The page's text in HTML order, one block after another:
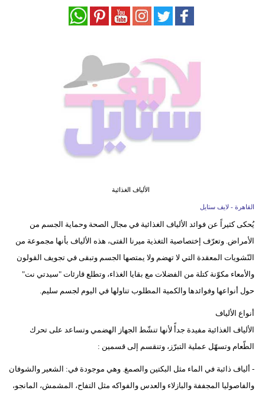
الألياف الغذائية
القاهرة - لايف ستايل
يُحكى كثيراً عن فوائد الألياف الغذائية في مجال الصحة وحماية الجسم من
الأمراض. وتعرّف إختصاصية التغذية ميرنا الفتى، هذه الألياف بأنها مجموعة من
النّشويات المعقدة التي لا تهضم ولا يمتصها الجسم وتبقى في تجويف القولون
والأمعاء مكوّنة كتلة من الفضلات مع بقايا الغذاء، وتطلع قارئات "سيدتي نت"
حول أنواعها وفوائدها والكمية المطلوب تناولها في اليوم لجسم سليم.
أنواع الألياف
الألياف الغذائية مفيدة جدأً لأنها تنشّط الجهاز الهضمي وتساعد على تحرك
الطّعام وتسهّل عملية التبرّز، وتنقسم إلى قسمين :
- ألياف ذائبة في الماء مثل البكتين والصمغ. وهي موجودة في: الشعير والشوفان
والفاصوليا المجففة والبازلاء والعدس والفواكه مثل التفاح، المشمش، المانجو،